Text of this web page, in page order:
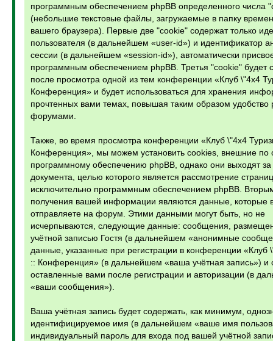
программным обеспечением phpBB определенного числа
(небольшие текстовые файлы, загружаемые в папку
вашего браузера). Первые две "cookie" содержат только
пользователя (в дальнейшем «user-id») и идентификатор
сессии (в дальнейшем «session-id»), автоматически
программным обеспечением phpBB. Третья "cookie" будет
после просмотра одной из тем конференции «Клуб \"4х4
Конференция» и будет использоваться для хранения
прочтенных вами темах, повышая таким образом удобство
форумами.
Также, во время просмотра конференции «Клуб \"4х4
Конференция», мы можем установить cookies, внешние по
программному обеспечению phpBB, однако они выходят за
документа, целью которого является рассмотрение
исключительно программным обеспечением phpBB.
получения вашей информации являются данные, которые
отправляете на форум. Этими данными могут быть, но не
исчерпываются, следующие данные: сообщения,
учётной записью Гостя (в дальнейшем «анонимные
данные, указанные при регистрации в конференции «Клуб
:: Конференция» (в дальнейшем «ваша учётная запись») и
оставленные вами после регистрации и авторизации (в
«ваши сообщения»).
Ваша учётная запись будет содержать, как минимум,
идентифицируемое имя (в дальнейшем «ваше имя
индивидуальный пароль для входа под вашей учётной